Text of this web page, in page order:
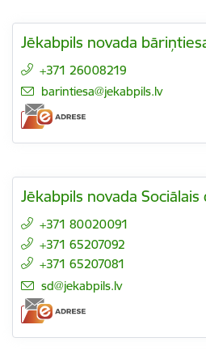
Jēkabpils novada
+371 26008219
E-pasts:
barintiesa@jekabpils.lv
Jēkabpils novada
+371 80020091
+371 65207092
+371 65207081
E-pasts:
sd@jekabpils.lv